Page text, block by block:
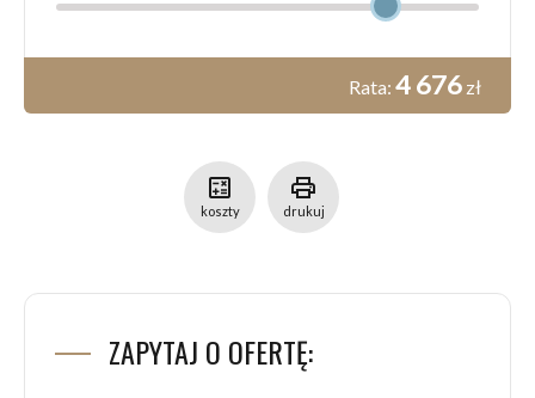
Rata: 4 676 zł
calculate
koszty
print
drukuj
ZAPYTAJ O OFERTĘ: